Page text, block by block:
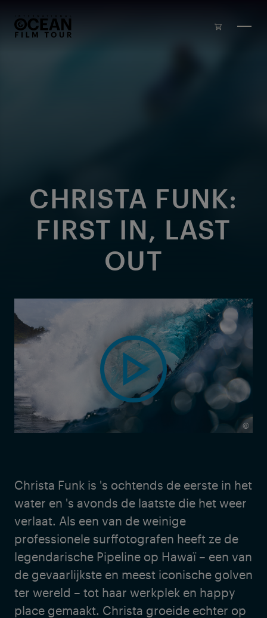
CHRISTA FUNK:
FIRST IN, LAST
OUT
©
Christa Funk is 's ochtends de eerste in het
water en 's avonds de laatste die het weer
verlaat. Als een van de weinige
professionele surffotografen heeft ze de
legendarische Pipeline op Hawaï – een van
de gevaarlijkste en meest iconische golven
ter wereld – tot haar werkplek en happy
place gemaakt. Christa groeide echter op